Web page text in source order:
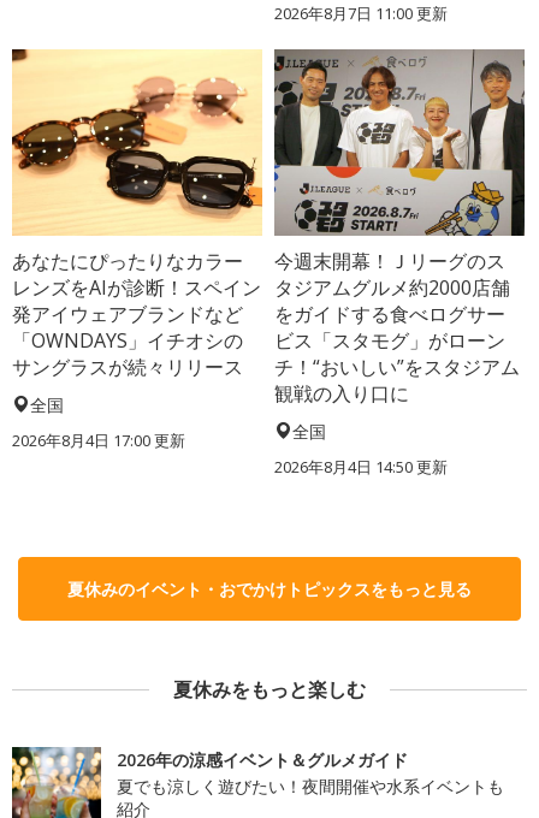
2026年8月7日 11:00更新
あなたにぴったりなカラー
レンズをAIが診断！スペイン
発アイウェアブランドなど
「OWNDAYS」イチオシの
サングラスが続々リリース
全国
2026年8月4日 17:00更新
今週末開幕！Ｊリーグのス
タジアムグルメ約2000店舗
をガイドする食べログサー
ビス「スタモグ」がローン
チ！“おいしい”をスタジアム
観戦の入り口に
全国
2026年8月4日 14:50更新
夏休みのイベント・おでかけトピックスをもっと見る
夏休みをもっと楽しむ
2026年の涼感イベント＆グルメガイド
夏でも涼しく遊びたい！夜間開催や水系イベントも
紹介